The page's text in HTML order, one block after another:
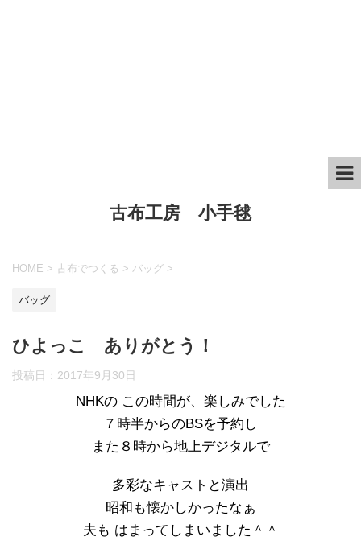
古布工房 小手毬
HOME > 古布でつくる > バッグ >
バッグ
ひよっこ ありがとう！
投稿日： 2017年9月30日
NHKの この時間が、楽しみでした
７時半からのBSを予約し
また８時から地上デジタルで
多彩なキャストと演出
昭和も懐かしかったなぁ
夫も はまってしまいました＾＾